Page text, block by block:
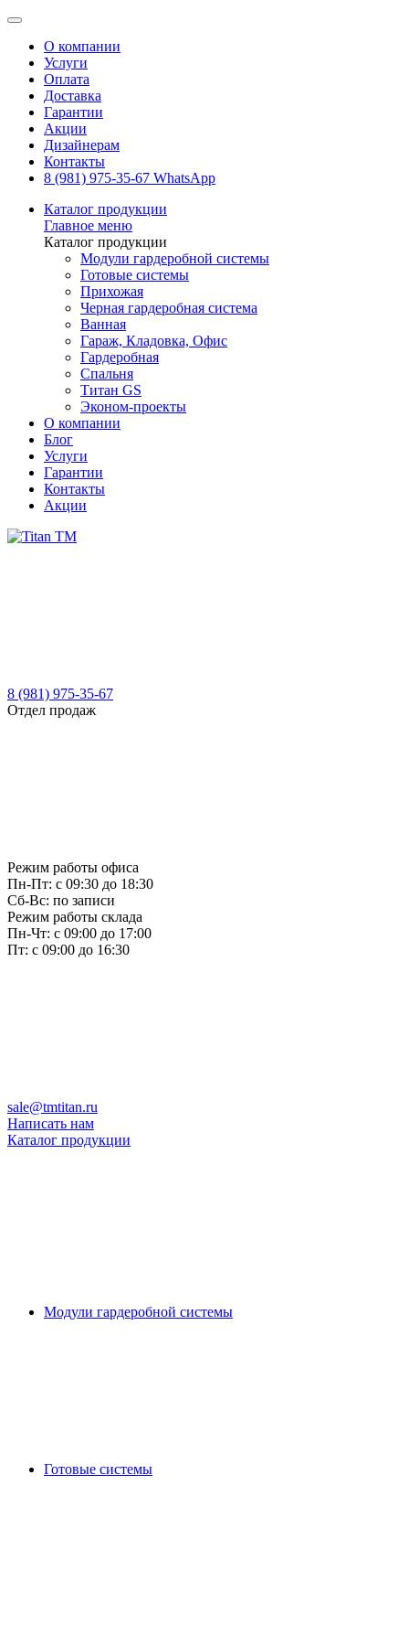
О компании
Услуги
Оплата
Доставка
Гарантии
Акции
Дизайнерам
Контакты
8 (981) 975-35-67 WhatsApp
Каталог продукции
Главное меню
Каталог продукции
Модули гардеробной системы
Готовые системы
Прихожая
Черная гардеробная система
Ванная
Гараж, Кладовка, Офис
Гардеробная
Спальня
Титан GS
Эконом-проекты
О компании
Блог
Услуги
Гарантии
Контакты
Акции
8 (981) 975-35-67
Отдел продаж
Режим работы офиса
Пн-Пт: с 09:30 до 18:30
Сб-Вс: по записи
Режим работы склада
Пн-Чт: с 09:00 до 17:00
Пт: с 09:00 до 16:30
sale@tmtitan.ru
Написать нам
Каталог продукции
Модули гардеробной системы
Готовые системы